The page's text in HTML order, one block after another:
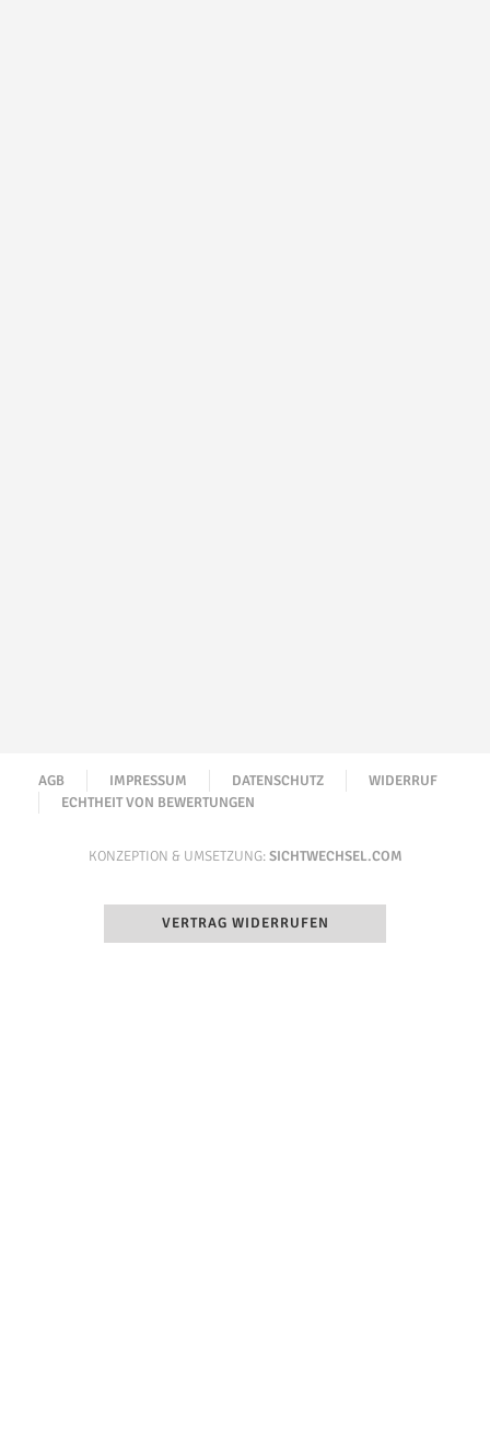
AGB IMPRESSUM DATENSCHUTZ
WIDERRUF
ECHTHEIT VON BEWERTUNGEN
KONZEPTION & UMSETZUNG:SICHTWECHSEL.COM
VERTRAG WIDERRUFEN